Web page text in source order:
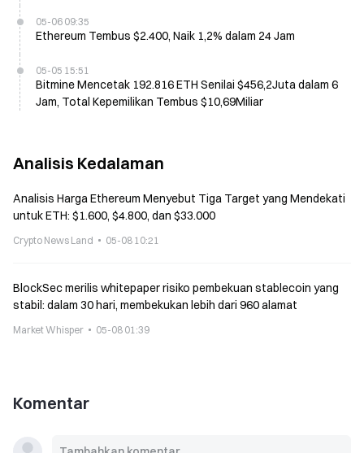
05-06 09:35
Ethereum Tembus $2.400, Naik 1,2% dalam 24 Jam
05-05 15:51
Bitmine Mencetak 192.816 ETH Senilai $456,2Juta dalam 6
Jam, Total Kepemilikan Tembus $10,69Miliar
Analisis Kedalaman
Analisis Harga Ethereum Menyebut Tiga Target yang Mendekati
untuk ETH: $1.600, $4.800, dan $33.000
Crypto News Land 05-08 10:21
BlockSec merilis whitepaper risiko pembekuan stablecoin yang
stabil: dalam 30 hari, membekukan lebih dari 960 alamat
Market Whisper 05-08 01:39
Komentar